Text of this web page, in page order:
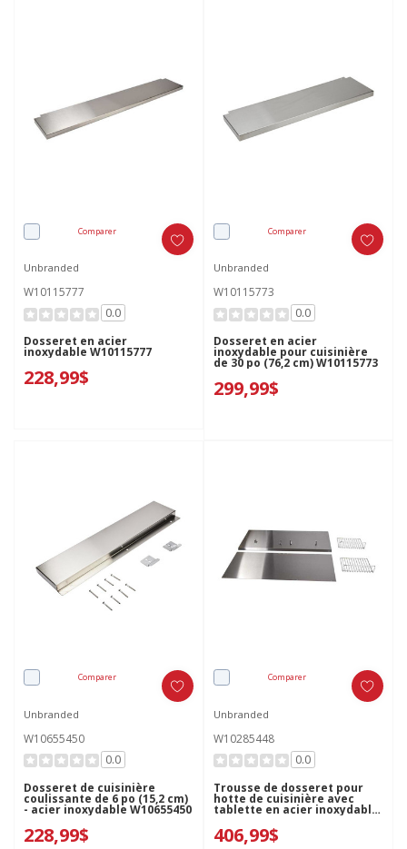
Comparer
Unbranded
W10115777
0.0
Dosseret en acier
inoxydable W10115777
228,99$
Comparer
Unbranded
W10115773
0.0
Dosseret en acier
inoxydable pour cuisinière
de 30 po (76,2 cm) W10115773
299,99$
Comparer
Unbranded
W10655450
0.0
Dosseret de cuisinière
coulissante de 6 po (15,2 cm)
- acier inoxydable W10655450
228,99$
Comparer
Unbranded
W10285448
0.0
Trousse de dosseret pour
hotte de cuisinière avec
tablette en acier inoxydable
- 36 po (91,4 cm) W10285448
406,99$